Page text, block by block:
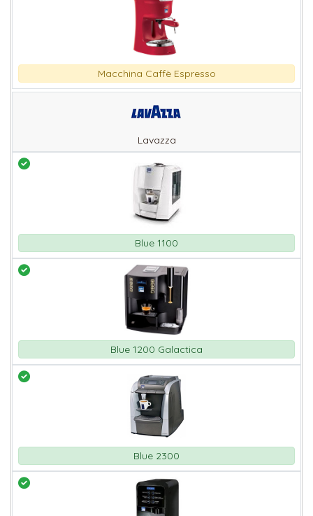
Macchina Caffè Espresso
Lavazza
Blue 1100
Blue 1200 Galactica
Blue 2300